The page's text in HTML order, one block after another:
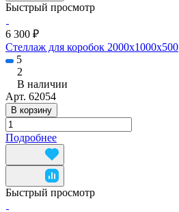
Быстрый просмотр
6 300 ₽
Стеллаж для коробок 2000х1000х500
5
2
В наличии
Арт. 62054
В корзину
Подробнее
Быстрый просмотр